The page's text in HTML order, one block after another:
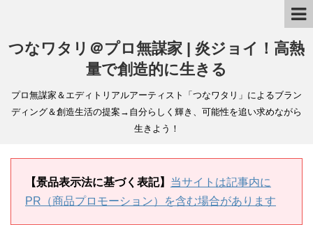
つなワタリ＠プロ無謀家 | 炎ジョイ！高熱
量で創造的に生きる
プロ無謀家＆エディトリアルアーティスト「つなワタリ」によるブラン
ディング＆創造生活の提案→自分らしく輝き、可能性を追い求めながら
生きよう！
【景品表示法に基づく表記】 当サイトは記事内に
PR（商品プロモーション）を含む場合があります